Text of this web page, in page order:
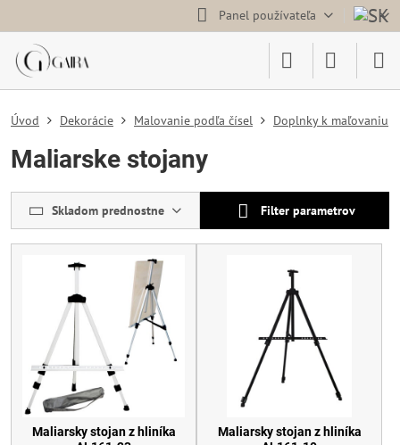
Panel používateľa
Úvod Dekorácie Malovanie podľa čísel Doplnky k maľovaniu
Maliarske stojany
Skladom prednostne Filter parametrov
Maliarsky stojan z hliníka
Maliarsky stojan z hliníka